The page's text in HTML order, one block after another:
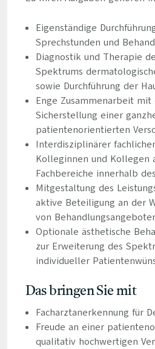
Eigenständige
Sprechstunden und
Diagnostik und Therapie
Spektrums
sowie Durchführung der
Enge Zusammenarbeit mit
Sicherstellung einer
patientenorientierten
Interdisziplinärer
Kolleginnen und Kollegen
Fachbereiche innerhalb
Mitgestaltung des
aktive Beteiligung an der
von
Optionale ästhetische
zur Erweiterung des
individueller
Das bringen Sie mit
Facharztanerkennung für
Freude an einer
qualitativ hochwertigen